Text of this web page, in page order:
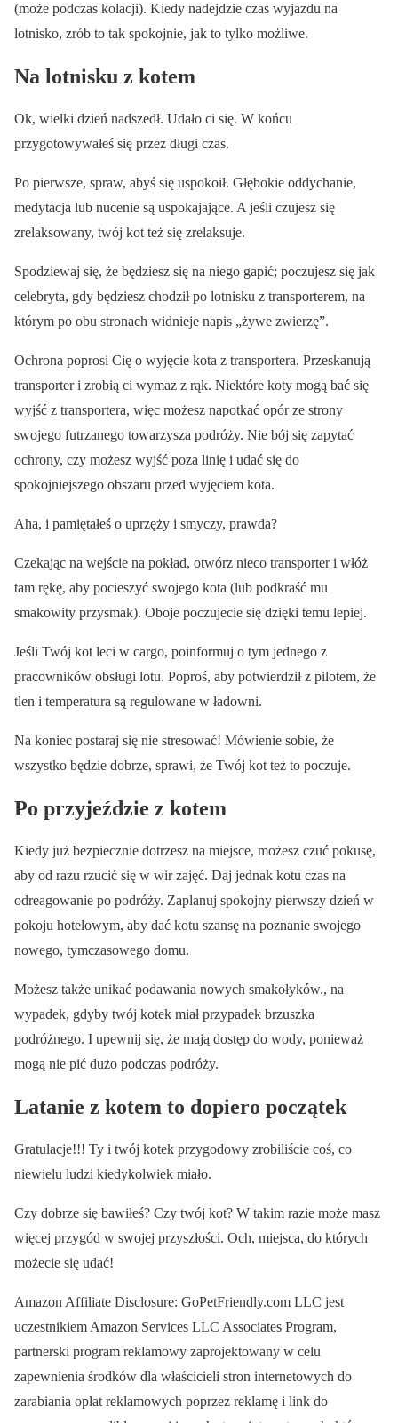
(może podczas kolacji). Kiedy nadejdzie czas wyjazdu na
lotnisko, zrób to tak spokojnie, jak to tylko możliwe.
Na lotnisku z kotem
Ok, wielki dzień nadszedł. Udało ci się. W końcu
przygotowywałeś się przez długi czas.
Po pierwsze, spraw, abyś się uspokoił. Głębokie oddychanie,
medytacja lub nucenie są uspokajające. A jeśli czujesz się
zrelaksowany, twój kot też się zrelaksuje.
Spodziewaj się, że będziesz się na niego gapić; poczujesz się jak
celebryta, gdy będziesz chodził po lotnisku z transporterem, na
którym po obu stronach widnieje napis „żywe zwierzę”.
Ochrona poprosi Cię o wyjęcie kota z transportera. Przeskanują
transporter i zrobią ci wymaz z rąk. Niektóre koty mogą bać się
wyjść z transportera, więc możesz napotkać opór ze strony
swojego futrzanego towarzysza podróży. Nie bój się zapytać
ochrony, czy możesz wyjść poza linię i udać się do
spokojniejszego obszaru przed wyjęciem kota.
Aha, i pamiętałeś o uprzęży i smyczy, prawda?
Czekając na wejście na pokład, otwórz nieco transporter i włóż
tam rękę, aby pocieszyć swojego kota (lub podkraść mu
smakowity przysmak). Oboje poczujecie się dzięki temu lepiej.
Jeśli Twój kot leci w cargo, poinformuj o tym jednego z
pracowników obsługi lotu. Poproś, aby potwierdził z pilotem, że
tlen i temperatura są regulowane w ładowni.
Na koniec postaraj się nie stresować! Mówienie sobie, że
wszystko będzie dobrze, sprawi, że Twój kot też to poczuje.
Po przyjeździe z kotem
Kiedy już bezpiecznie dotrzesz na miejsce, możesz czuć pokusę,
aby od razu rzucić się w wir zajęć. Daj jednak kotu czas na
odreagowanie po podróży. Zaplanuj spokojny pierwszy dzień w
pokoju hotelowym, aby dać kotu szansę na poznanie swojego
nowego, tymczasowego domu.
Możesz także unikać podawania nowych smakołyków., na
wypadek, gdyby twój kotek miał przypadek brzuszka
podróżnego. I upewnij się, że mają dostęp do wody, ponieważ
mogą nie pić dużo podczas podróży.
Latanie z kotem to dopiero początek
Gratulacje!!! Ty i twój kotek przygodowy zrobiliście coś, co
niewielu ludzi kiedykolwiek miało.
Czy dobrze się bawiłeś? Czy twój kot? W takim razie może masz
więcej przygód w swojej przyszłości. Och, miejsca, do których
możecie się udać!
Amazon Affiliate Disclosure: GoPetFriendly.com LLC jest
uczestnikiem Amazon Services LLC Associates Program,
partnerski program reklamowy zaprojektowany w celu
zapewnienia środków dla właścicieli stron internetowych do
zarabiania opłat reklamowych poprzez reklamę i link do